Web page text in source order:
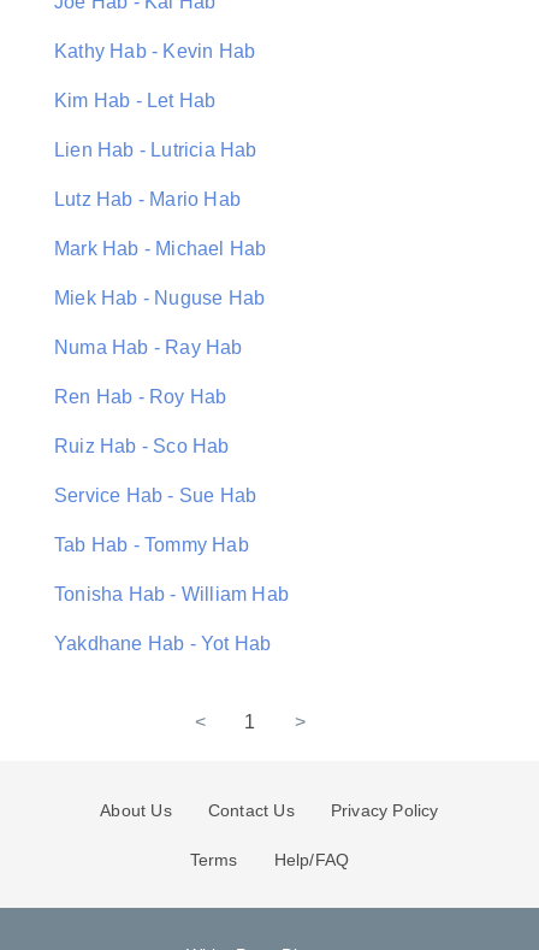
Kathy Hab - Kevin Hab
Kim Hab - Let Hab
Lien Hab - Lutricia Hab
Lutz Hab - Mario Hab
Mark Hab - Michael Hab
Miek Hab - Nuguse Hab
Numa Hab - Ray Hab
Ren Hab - Roy Hab
Ruiz Hab - Sco Hab
Service Hab - Sue Hab
Tab Hab - Tommy Hab
Tonisha Hab - William Hab
Yakdhane Hab - Yot Hab
< 1 >
About Us Contact Us Privacy Policy
Terms Help/FAQ